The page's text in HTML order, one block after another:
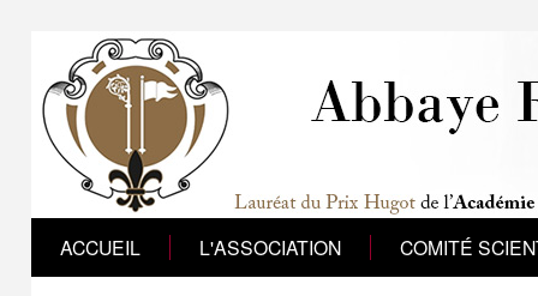
ACCUEIL L'ASSOCIATION COMITÉ